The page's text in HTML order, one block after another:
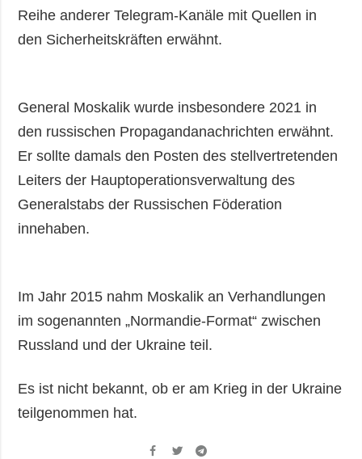
Reihe anderer Telegram-Kanäle mit Quellen in
den Sicherheitskräften erwähnt.
General Moskalik wurde insbesondere 2021 in
den russischen Propagandanachrichten erwähnt.
Er sollte damals den Posten des stellvertretenden
Leiters der Hauptoperationsverwaltung des
Generalstabs der Russischen Föderation
innehaben.
Im Jahr 2015 nahm Moskalik an Verhandlungen
im sogenannten „Normandie-Format“ zwischen
Russland und der Ukraine teil.
Es ist nicht bekannt, ob er am Krieg in der Ukraine
teilgenommen hat.